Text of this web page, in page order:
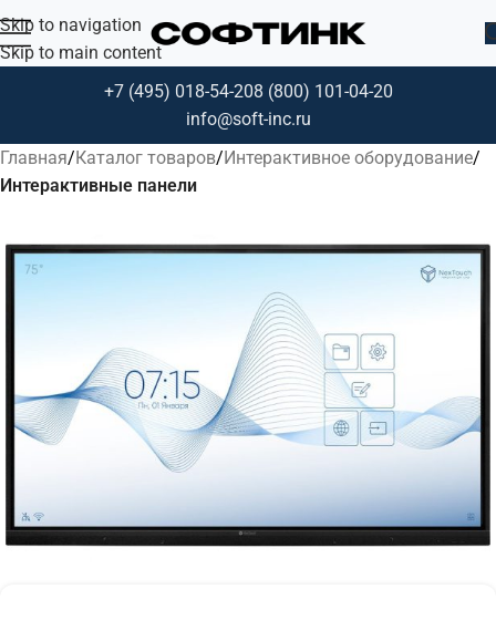
Skip to navigation
Skip to main content
+7 (495) 018-54-208 (800) 101-04-20
info@soft-inc.ru
Главная Каталог товаров Интерактивное оборудование
Интерактивные панели